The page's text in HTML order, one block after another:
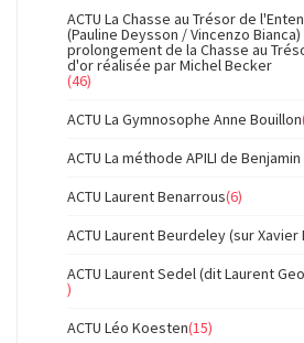
ACTU La Chasse au Trésor de
(Pauline Deysson / Vincenzo
prolongement de la Chasse au
d'or réalisée par Michel Becker
(46)
ACTU La Gymnosophe Anne Bouillon
ACTU La méthode APILI de
ACTU Laurent Benarrous(6)
ACTU Laurent Beurdeley (sur Xavier
ACTU Laurent Sedel (dit Laurent
)
ACTU Léo Koesten(15)